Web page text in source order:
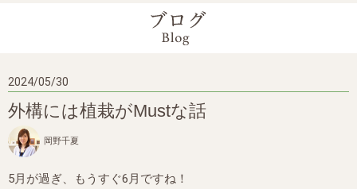
2024/05/30
外構には植栽がMustな話
岡野千夏
5月が過ぎ、もうすぐ6月ですね！